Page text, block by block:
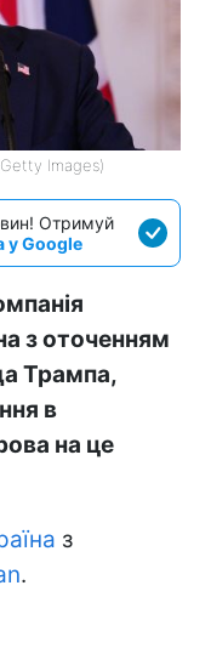
Images)
Отримуй
у Google
з оточенням
Трампа,
в
на це
з
.